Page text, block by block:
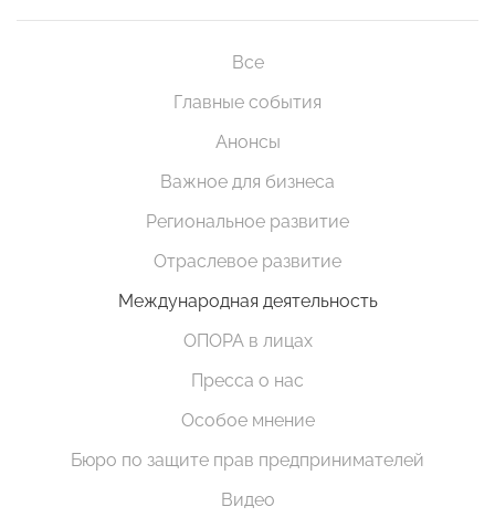
Все
Главные события
Анонсы
Важное для бизнеса
Региональное развитие
Отраслевое развитие
Международная деятельность
ОПОРА в лицах
Пресса о нас
Особое мнение
Бюро по защите прав предпринимателей
Видео